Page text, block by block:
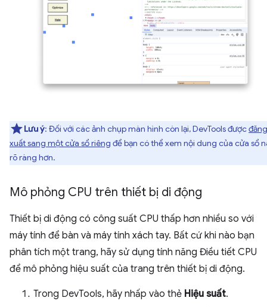
Lưu ý: Đối với các ảnh chụp màn hình còn lại, DevTools đượcđăng
xuất sang một cửa sổ riêng để bạn có thể xem nội dung của cửa sổ
rõ ràng hơn.
Mô phỏng CPU trên thiết bị di động
Thiết bị di động có công suất CPU thấp hơn nhiều so với
máy tính để bàn và máy tính xách tay. Bất cứ khi nào bạn
phân tích một trang, hãy sử dụng tính năng Điều tiết CPU
để mô phỏng hiệu suất của trang trên thiết bị di động.
Trong DevTools, hãy nhấp vào thẻ Hiệu suất.